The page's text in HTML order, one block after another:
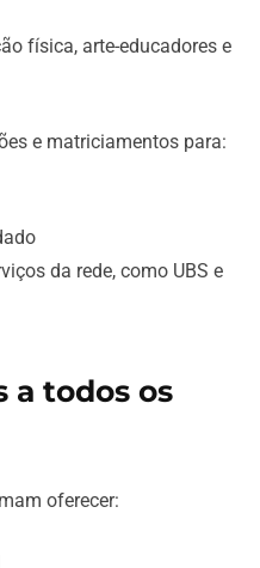
física, arte-educadores e
e matriciamentos para:
da rede, como UBS e
a todos os
oferecer: